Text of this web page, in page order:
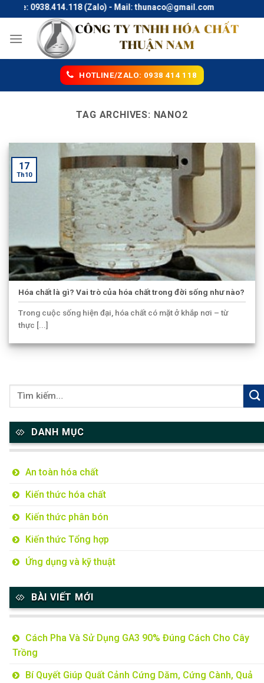
to
content
0938.414.118 (Zalo) - Mail: thunaco@gmail.com
HOTLINE/ZALO: 0938 414 118
TAG ARCHIVES: NANO2
Hóa chất là gì? Vai trò của hóa chất trong đời sống như nào?
Trong cuộc sống hiện đại, hóa chất có mặt ở khắp nơi – từ
thực [...]
17
Th10
DANH MỤC
An toàn hóa chất
Kiến thức hóa chất
Kiến thức phân bón
Kiến thức Tổng hợp
Ứng dụng và kỹ thuật
BÀI VIẾT MỚI
Cách Pha Và Sử Dụng GA3 90% Đúng Cách Cho Cây
Trồng
Bí Quyết Giúp Quất Cảnh Cứng Dăm, Cứng Cành, Quả